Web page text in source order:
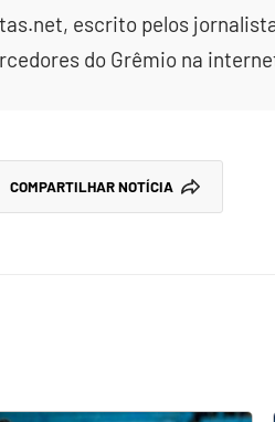
escrito pelos
do Grêmio na
COMPARTILHAR NOTÍCIA